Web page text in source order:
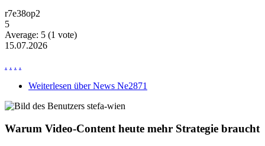
r7e38op2
5
Average: 5 (1 vote)
15.07.2026
. . . .
Weiterlesen über News Ne2871
Warum Video-Content heute mehr Strategie braucht